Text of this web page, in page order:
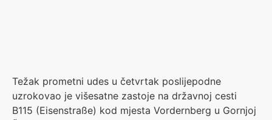
Težak prometni udes u četvrtak poslijepodne
uzrokovao je višesatne zastoje na državnoj cesti
B115 (Eisenstraße) kod mjesta Vordernberg u Gornjoj